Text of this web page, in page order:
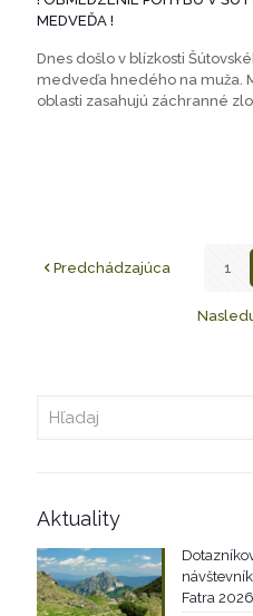
MEDVEĎA !
Dnes došlo v blízkosti
medveďa hnedého na muža.
oblasti zasahujú záchranné
Predchádzajúca 1
Aktuality
Fatra 2026